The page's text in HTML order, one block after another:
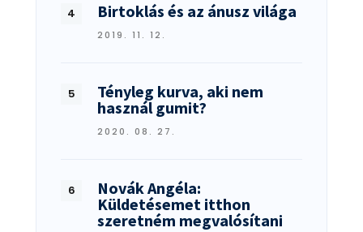
Birtoklás és az ánusz világa
2019. 11. 12.
Tényleg kurva, aki nem
használ gumit?
2020. 08. 27.
Novák Angéla:
Küldetésemet itthon
szeretném megvalósítani